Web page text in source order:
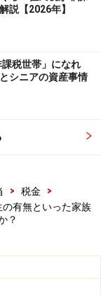
得控除額）－
礎控除）＝233
場合
所得控除額）－
偶者控除）－63
たものが課税所
。
説【2026年】
税世帯」になれ
シニアの資産事情
> 税金
>
有無といった家族
？